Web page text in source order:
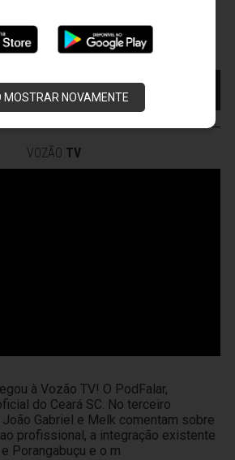
MOSTRAR NOVAMENTE
Vargas - Capital/CE
• 2º Turno • 22 ª Rodada
COMPRE AQUI SEU
INGRESSO
VOZÃO TV
à Vozão TV! O PodFalar,
do Ceará SC. No terceiro
Gabriel e Melk comentam sobre
profissional, a integração existente
Porangabuçu e o m